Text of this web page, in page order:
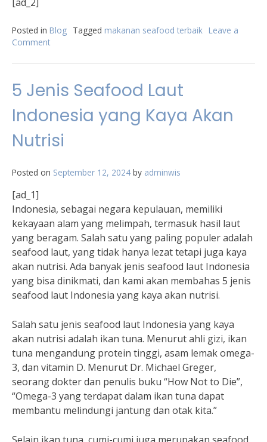
Posted in Blog Tagged makanan seafood terbaik Leave a
Comment
Makanan
Terbaik
Dicoba
5 Jenis Seafood Laut
Indonesia yang Kaya Akan
Nutrisi
Posted on September 12, 2024 by adminwis
[ad_1]
Indonesia, sebagai negara kepulauan, memiliki
kekayaan alam yang melimpah, termasuk hasil laut
yang beragam. Salah satu yang paling populer adalah
seafood laut, yang tidak hanya lezat tetapi juga kaya
akan nutrisi. Ada banyak jenis seafood laut Indonesia
yang bisa dinikmati, dan kami akan membahas 5 jenis
seafood laut Indonesia yang kaya akan nutrisi.
Salah satu jenis seafood laut Indonesia yang kaya
akan nutrisi adalah ikan tuna. Menurut ahli gizi, ikan
tuna mengandung protein tinggi, asam lemak omega-
3, dan vitamin D. Menurut Dr. Michael Greger,
seorang dokter dan penulis buku “How Not to Die”,
“Omega-3 yang terdapat dalam ikan tuna dapat
membantu melindungi jantung dan otak kita.”